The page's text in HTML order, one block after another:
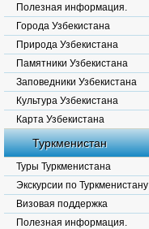
Полезная информация.
Города Узбекистана
Природа Узбекистана
Памятники Узбекистана
Заповедники Узбекистана
Культура Узбекистана
Карта Узбекистана
Туркменистан
Туры Туркменистана
Экскурсии по Туркменистану
Визовая поддержка
Полезная информация.